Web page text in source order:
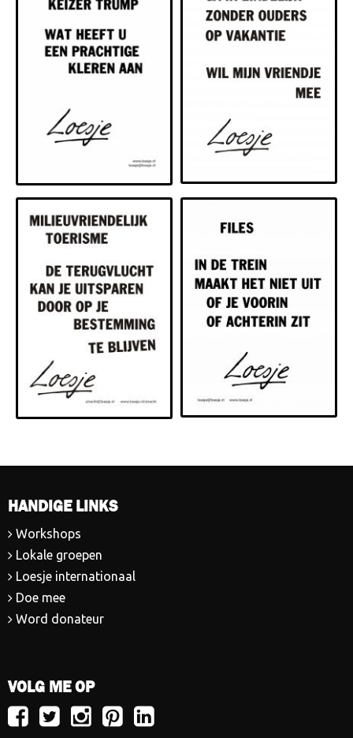
HANDIGE LINKS
Workshops
Lokale groepen
Loesje internationaal
Doe mee
Word donateur
VOLG ME OP
VolgVolgVolgVolgVolg